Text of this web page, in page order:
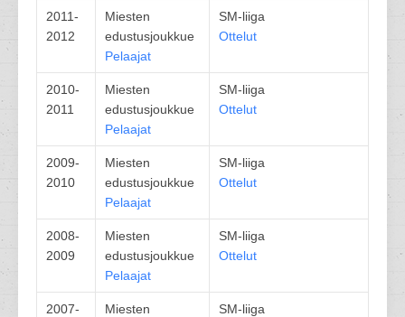
2011-
2012
Miesten
edustusjoukkue
Pelaajat
SM-liiga
Ottelut
2010-
2011
Miesten
edustusjoukkue
Pelaajat
SM-liiga
Ottelut
2009-
2010
Miesten
edustusjoukkue
Pelaajat
SM-liiga
Ottelut
2008-
2009
Miesten
edustusjoukkue
Pelaajat
SM-liiga
Ottelut
2007-
Miesten
SM-liiga